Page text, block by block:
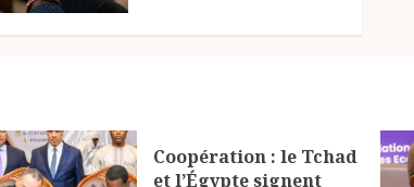
Coopération : le Tchad
et l’Égypte signent